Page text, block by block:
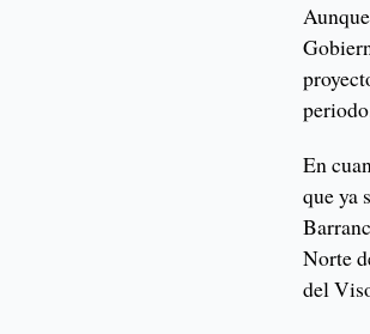
En
que ya
Norte
del